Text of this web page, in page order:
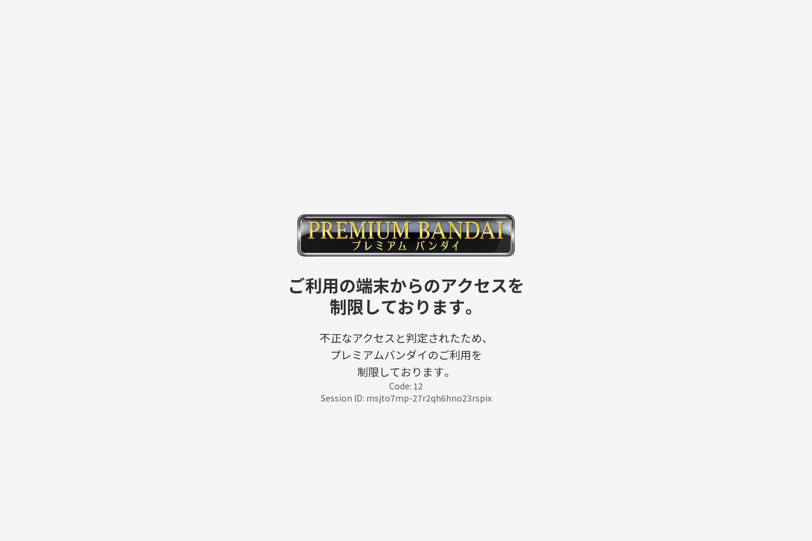
ご利用の端末からのアクセスを
制限しております。
不正なアクセスと判定されたため、
プレミアムバンダイのご利用を
制限しております。
Code: 12
Session ID: msjto7mp-27r2qh6hno23rspix